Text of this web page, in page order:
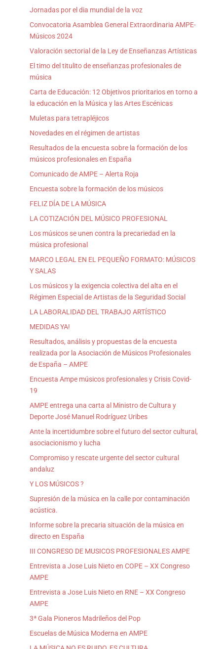
Jornadas por el dia mundial de la voz
Convocatoria Asamblea General Extraordinaria AMPE-
Músicos 2024
Valoración sectorial de la Ley de Enseñanzas Artísticas
El timo del titulito de enseñanzas profesionales de
música
Carta de Educación: 12 Objetivos prioritarios en torno a
la educación en la Música y las Artes Escénicas
Muletas para tetrapléjicos
Novedades en el régimen de artistas
Resultados de la encuesta sobre la formación de los
músicos profesionales en España
Comunicado de AMPE – Alerta Roja
Encuesta sobre la formación de los músicos
FELIZ DÍA DE LA MÚSICA
LA COTIZACIÓN DEL MÚSICO PROFESIONAL
Los músicos se unen contra la precariedad en la
música profesional
MARCO LEGAL EN EL PEQUEÑO FORMATO: MÚSICOS
Y SALAS
Los músicos y la exigencia colectiva del alta en el
Régimen Especial de Artistas de la Seguridad Social
LA LABORALIDAD DEL TRABAJO ARTÍSTICO
MEDIDAS YA!
Resultados, análisis y propuestas de la encuesta
realizada por la Asociación de Músicos Profesionales
de España – AMPE
Encuesta Ampe músicos profesionales y Crisis Covid-
19
AMPE entrega una carta al Ministro de Cultura y
Deporte José Manuel Rodríguez Uribes
Ante la incertidumbre sobre el futuro del sector cultural,
asociacionismo y lucha
Compromiso y rescate urgente del sector cultural
andaluz
Y LOS MÚSICOS ?
Supresión de la música en la calle por contaminación
acústica.
Informe sobre la precaria situación de la música en
directo en España
III CONGRESO DE MUSICOS PROFESIONALES AMPE
Entrevista a Jose Luis Nieto en COPE – XX Congreso
AMPE
Entrevista a Jose Luis Nieto en RNE – XX Congreso
AMPE
3ª Gala Pioneros Madrileños del Pop
Escuelas de Música Moderna en AMPE